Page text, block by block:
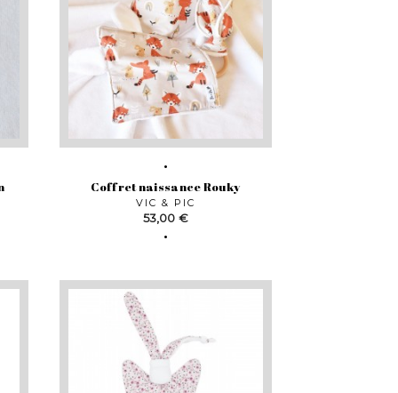
Coffret naissance Rouky
VIC & PIC
Prix
53,00 €